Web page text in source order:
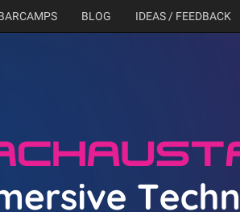
BLOG IDEAS / FEEDBACK